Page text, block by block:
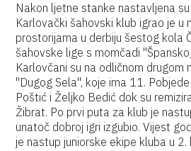
Nakon ljetne stanke nastavljena
Karlovački šahovski klub igrao je u
prostorijama u derbiju šestog kola
šahovske lige s momčadi
Karlovčani su na odličnom drugom
"Dugog Sela", koje ima 11.
Poštić i Željko Bedić dok su
Žibrat. Po prvi puta za klub je
unatoč dobroj igri izgubio. Vijest
je nastup juniorske ekipe kluba u